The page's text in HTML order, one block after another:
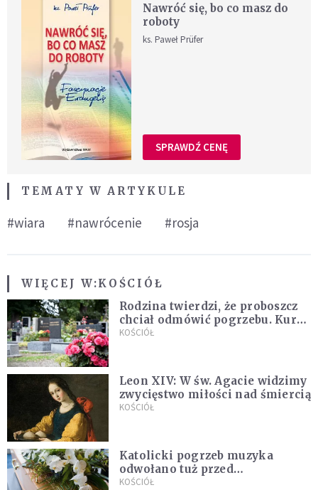
Nawróć się, bo co masz do
roboty
ks. Paweł Prüfer
SPRAWDŹ CENĘ
TEMATY W ARTYKULE
#wiara #nawrócenie #rosja
WIĘCEJ W:KOŚCIÓŁ
Rodzina twierdzi, że proboszcz
chciał odmówić pogrzebu. Kuria
zapowiada wyjaśnienia
KOŚCIÓŁ
Leon XIV: W św. Agacie widzimy
zwycięstwo miłości nad śmiercią
KOŚCIÓŁ
Katolicki pogrzeb muzyka
odwołano tuż przed
uroczystością. Powodem była
KOŚCIÓŁ